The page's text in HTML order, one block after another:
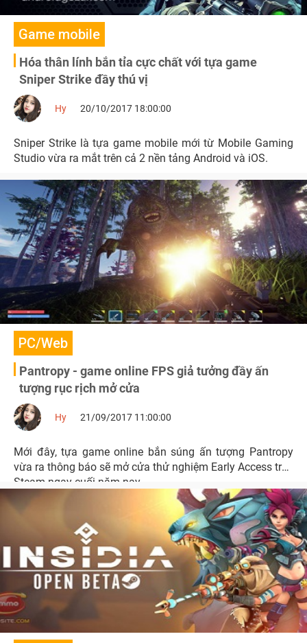
Game mobile
Hóa thân lính bắn tỉa cực chất với tựa game
Sniper Strike đầy thú vị
Hy 20/10/2017 18:00:00
Sniper Strike là tựa game mobile mới từ Mobile Gaming
Studio vừa ra mắt trên cả 2 nền tảng Android và iOS.
PC/Web
Pantropy - game online FPS giả tưởng đầy ấn
tượng rục rịch mở cửa
Hy 21/09/2017 11:00:00
Mới đây, tựa game online bắn súng ấn tượng Pantropy
vừa ra thông báo sẽ mở cửa thử nghiệm Early Access trên
Steam ngay cuối năm nay.